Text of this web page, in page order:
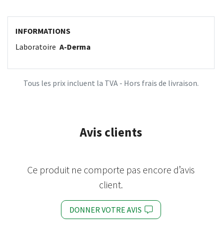
INFORMATIONS
Laboratoire A-Derma
Tous les prix incluent la TVA - Hors frais de livraison.
Avis clients
Ce produit ne comporte pas encore d’avis
client.
DONNER VOTRE AVIS